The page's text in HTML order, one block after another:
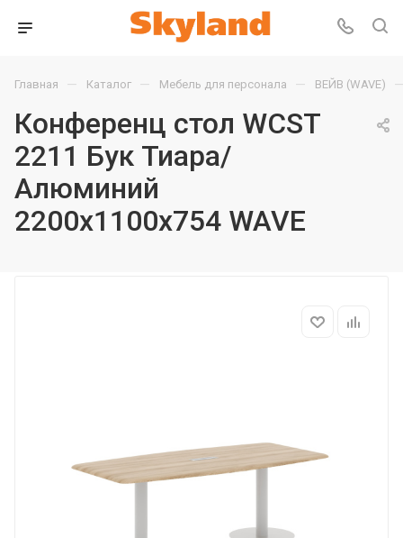
Главная — Каталог — Мебель для персонала — ВЕЙВ (WAVE)
Конференц стол WCST
2211 Бук Тиара/
Алюминий
2200х1100х754 WAVE